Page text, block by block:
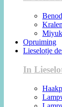
Kralen
Opruiming
Lieselotje
In